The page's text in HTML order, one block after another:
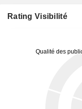
Rating Visibilité